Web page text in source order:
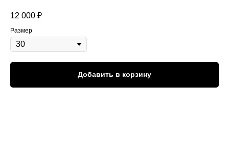
12 000 ₽
Размер
Добавить в корзину